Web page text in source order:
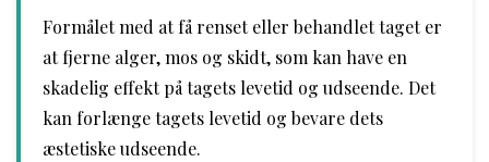
Formålet med at få renset eller behandlet taget er
at fjerne alger, mos og skidt, som kan have en
skadelig effekt på tagets levetid og udseende. Det
kan forlænge tagets levetid og bevare dets
æstetiske udseende.